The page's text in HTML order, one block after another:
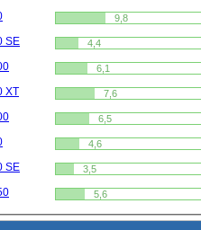
9,8
SE 4,4
6,1
ATI Radeon X600 XT 7,6
6,5
4,6
SE 3,5
5,6